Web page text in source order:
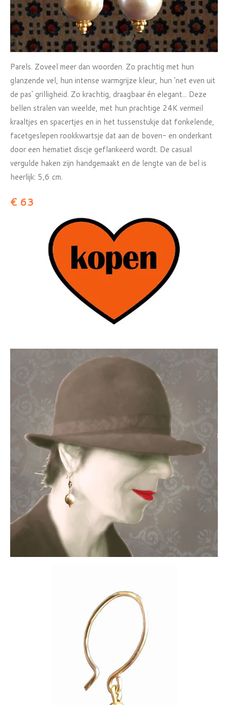
Parels. Zoveel meer dan woorden. Zo prachtig met hun
glanzende vel, hun intense warmgrijze kleur, hun 'net even uit
de pas' grilligheid. Zo krachtig, draagbaar én elegant... Deze
bellen stralen van weelde, met hun prachtige 24K vermeil
kraaltjes en spacertjes en in het tussenstukje dat fonkelende,
facetgeslepen rookkwartsje dat aan de boven- en onderkant
door een hematiet discje geflankeerd wordt. De casual
vergulde haken zijn handgemaakt en de lengte van de bel is
heerlijk: 5,6 cm.
€ 63